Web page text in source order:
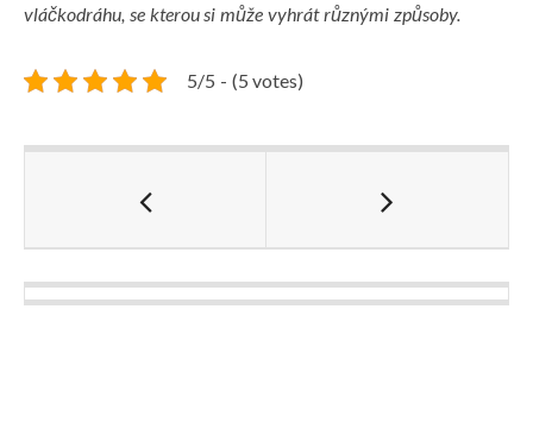
vláčkodráhu, se kterou si může vyhrát různými způsoby.
5/5 - (5 votes)